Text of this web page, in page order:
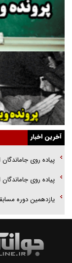
غریزه‌ی بقا و آقای باقی و
جراحی‌های زیبایی با
گفت‌وگو با همسر یکی
انگشت‌های پا شناسایی
نسلی که آنلاین الگو
گفت‌وگو با آیت‌الله
ارتقا می‌داد
راننده مست به قانون
همه آقای دوربینی
قصه ناتمام سرویس
آیا مقاومت فلسطین
آخرین اخبار
پیاده روی
پیاده روی
یازدهمین دوره